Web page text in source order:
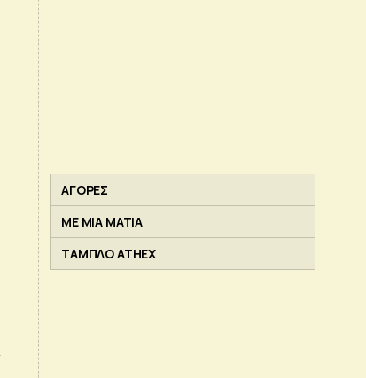
ΑΓΟΡΕΣ
ΜΕ ΜΙΑ ΜΑΤΙΑ
ΤΑΜΠΛΟ ATHEX